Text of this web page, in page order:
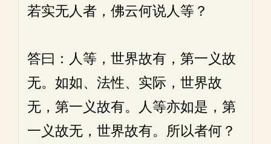
若实无人者，佛云何说人等？
答曰：人等，世界故有，第一义故
无。如如、法性、实际，世界故
无，第一义故有。人等亦如是，第
一义故无，世界故有。所以者何？